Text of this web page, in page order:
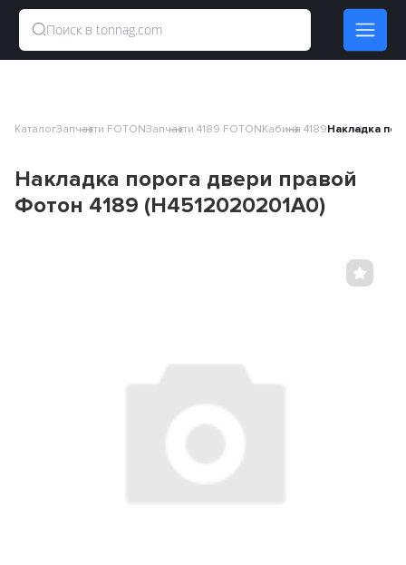
КаталогЗапчасти FOTONЗапчасти 4189 FOTONКабина 4189Накладка
Накладка порога двери правой
Фотон 4189 (H4512020201A0)